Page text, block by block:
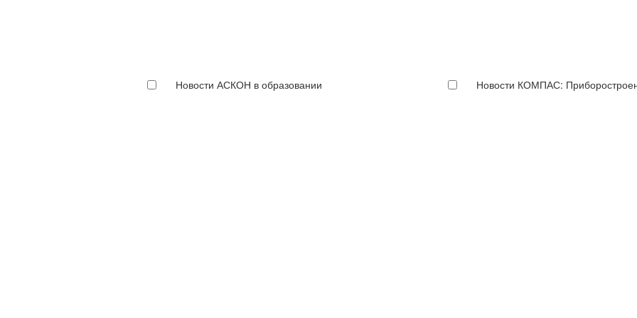
Новости АСКОН в образовании Новости КОМПАС: